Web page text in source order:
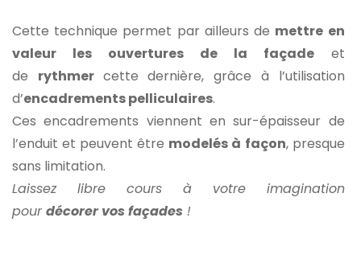
Cette technique permet par ailleurs de mettre en
valeur les ouvertures de la façadeet
de rythmer cette dernière, grâce à l’utilisation
d’encadrements pelliculaires.
Ces encadrements viennent en sur-épaisseur de
l’enduit et peuvent être modelés à façon, presque
sans limitation.
Laissez libre cours à votre imagination
pourdécorer vos façades !